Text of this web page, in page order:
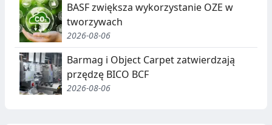
BASF zwiększa wykorzystanie OZE w
tworzywach
2026-08-06
Barmag i Object Carpet zatwierdzają
przędzę BICO BCF
2026-08-06